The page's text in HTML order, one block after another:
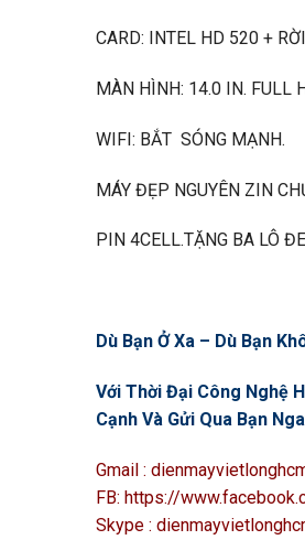
CARD: INTEL HD 520 +
MÀN HÌNH: 14.0 IN. FULL
WIFI: BẮT SÓNG MẠNH.
MÁY ĐẸP NGUYÊN ZIN
PIN 4CELL.TẶNG BA LÔ
Dù Bạn Ở Xa – Dù Bạn
Với Thời Đại Công Nghệ
Cạnh Và Gửi Qua Bạn
Gmail :
FB: https://
Skype :